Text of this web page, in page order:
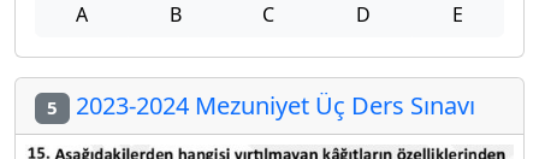
A B C D E
5 2023-2024 Mezuniyet Üç Ders Sınavı